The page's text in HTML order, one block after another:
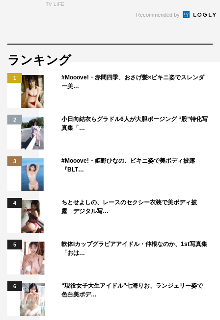
TV LIFE
Recommended by
ランキング
1
#Mooove!・赤間四季、おさげ髪×ビキニ姿でスレンダ
ー美…
2
小日向結衣らグラドル6人が大胆ポージング “股”特化写
真集「…
3
#Mooove!・姫野ひなの、ビキニ姿で美ボディ披露
『BLT…
4
ちとせよしの、レースのセクシー衣装で美ボディ披
露 デジタル写…
5
軟体Iカップグラビアアイドル・仲根なのか、1st写真集
「おは…
6
“現役女子大生アイドル”七海りお、ランジェリー姿で
色白美ボデ…